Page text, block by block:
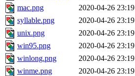
mac.png
2020-04-26 23:19
syllable.png
2020-04-26 23:19
unix.png
2020-04-26 23:19
win95.png
2020-04-26 23:19
winlong.png
2020-04-26 23:19
winme.png
2020-04-26 23:19